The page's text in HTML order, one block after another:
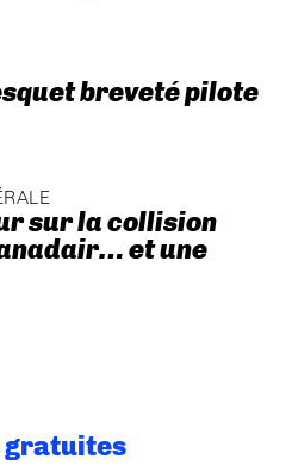
breveté pilote
sur la collision
et une
gratuites